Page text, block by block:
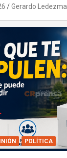
Gerardo Ledezma
POLÍTICA